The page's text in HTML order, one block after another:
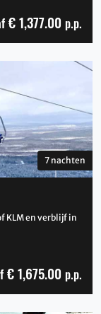
€ 1,377.00 p.p.
KLM en verblijf in
7 nachten
€ 1,675.00 p.p.